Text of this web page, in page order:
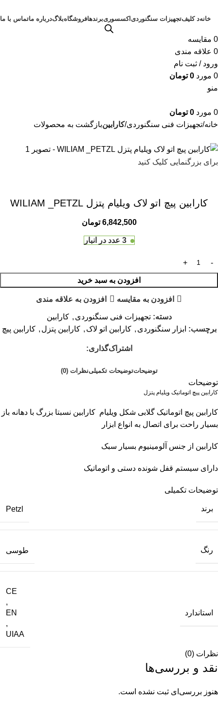
خانهد کلیفتجهیزات سنگنوردی اکسسوریبرندهافروشگاهبلاگدرباره ماتماس با ما
0 مقايسه
0 علاقه مندی
ورود / ثبت نام
0 مورد 0 تومان
منو
0 مورد 0 تومان
خانه تجهیزات فنی سنگنوردی کارابینبازگشت به محصولات
برای بزرگنمایی کلیک کنید
کارابین پیچ اتو لاک ویلیام پتزل WILIAM _PETZL
6,842,500 تومان
3 عدد در انبار
افزودن به سبد خرید
افزودن به مقایسه افزودن به علاقه مندی
دسته: تجهیزات فنی سنگنوردی , کارابین
برچسب: ابزار سنگنوردی , کارابین اتو لاک , کارابین پتزل , کارابین پیچ
اشتراک‌گذاری:
توضیحاتتوضیحات تکمیلینظرات (0)
توضیحات
کارابین پیچ اتوماتیک ویلیام پتزل
کارابین پیچ اتوماتیک گلابی شکل ویلیام کارابین نسبتا بزرگ با دهانه باز
بسیار راحت برای اتصال به انواع ابزار
کارابین از جنس آلومینیوم بسیار سبک
دارای سیستم قفل شونده دستی و اتوماتیک
توضیحات تکمیلی
برند Petzl
رنگ طوسی
استاندارد
CE
,
EN
,
UIAA
نظرات (0)
نقد و بررسی‌ها
هنوز بررسی‌ای ثبت نشده است.